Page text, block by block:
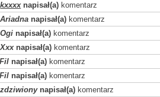
kxxxxnapisał(a) komentarz
Ariadna napisał(a) komentarz
Ogi napisał(a) komentarz
Xxxnapisał(a) komentarz
Fil napisał(a) komentarz
Fil napisał(a) komentarz
zdziwionynapisał(a) komentarz